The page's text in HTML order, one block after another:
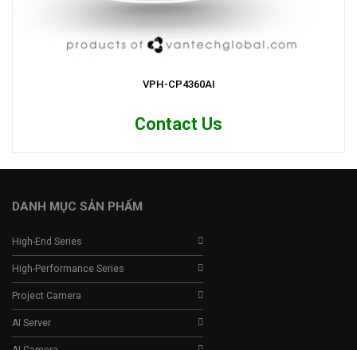
DANH MỤC SẢN PHẨM
High-End Series
High-Performance Series
Project Camera
AI Server
VPH-CP4360AI
Contact Us